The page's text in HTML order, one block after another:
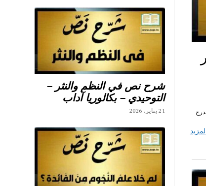
– يندرج
شرح نص في النظم والنثر –
التوحيدي – بكالوريا آداب
21 يناير، 2026